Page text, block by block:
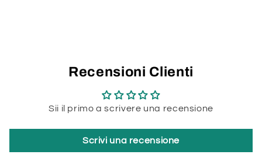
Recensioni Clienti
Sii il primo a scrivere una recensione
Scrivi una recensione